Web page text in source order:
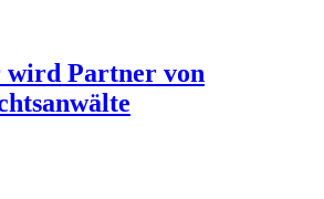
Partner von